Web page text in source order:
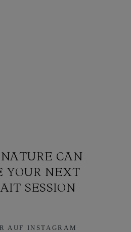
CAN
YOUR NEXT
SESSION
AUF INSTAGRAM